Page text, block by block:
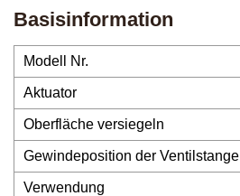
Basisinformation
Modell Nr.
Aktuator
Oberfläche versiegeln
Gewindeposition der Ventilstange
Verwendung